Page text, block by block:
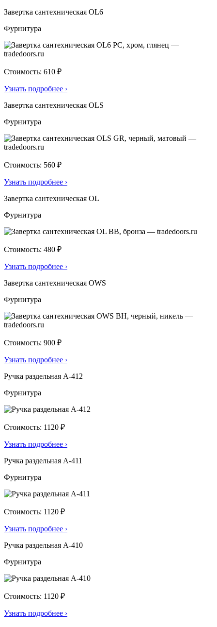
Завертка сантехническая OL6
Фурнитура
Стоимость: 610 ₽
Узнать подробнее ›
Завертка сантехническая OLS
Фурнитура
Стоимость: 560 ₽
Узнать подробнее ›
Завертка сантехническая OL
Фурнитура
Стоимость: 480 ₽
Узнать подробнее ›
Завертка сантехническая OWS
Фурнитура
Стоимость: 900 ₽
Узнать подробнее ›
Ручка раздельная А-412
Фурнитура
Стоимость: 1120 ₽
Узнать подробнее ›
Ручка раздельная А-411
Фурнитура
Стоимость: 1120 ₽
Узнать подробнее ›
Ручка раздельная А-410
Фурнитура
Стоимость: 1120 ₽
Узнать подробнее ›